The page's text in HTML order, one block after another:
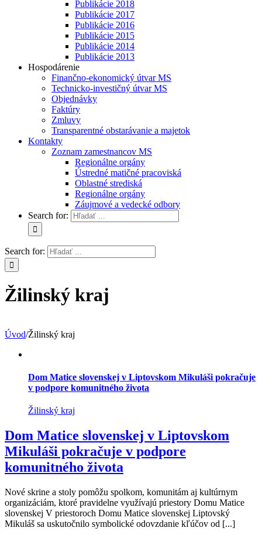
Publikácie 2018
Publikácie 2017
Publikácie 2016
Publikácie 2015
Publikácie 2014
Publikácie 2013
Hospodárenie
Finančno-ekonomický útvar MS
Technicko-investičný útvar MS
Objednávky
Faktúry
Zmluvy
Transparentné obstarávanie a majetok
Kontakty
Zoznam zamestnancov MS
Regionálne orgány
Ústredné matičné pracoviská
Oblastné strediská
Regionálne orgány
Záujmové a vedecké odbory
Search for:
Search for:
Žilinský kraj
Úvod/Žilinský kraj
Dom Matice slovenskej v Liptovskom Mikuláši pokračuje
v podpore komunitného života
Žilinský kraj
Dom Matice slovenskej v Liptovskom
Mikuláši pokračuje v podpore
komunitného života
Nové skrine a stoly pomôžu spolkom, komunitám aj kultúrnym
organizáciám, ktoré pravidelne využívajú priestory Domu Matice
slovenskej V priestoroch Domu Matice slovenskej Liptovský
Mikuláš sa uskutočnilo symbolické odovzdanie kľúčov od [...]